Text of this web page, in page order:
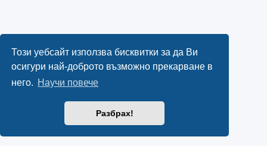
Този уебсайт използва бисквитки за да Ви
осигури най-доброто възможно прекарване в
него. Научи повече
Разбрах!